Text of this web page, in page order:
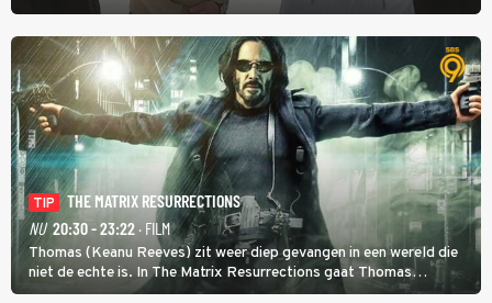
vertelt hij in Adieu! Volgende Kaart.
TIP
THE MATRIX RESURRECTIONS
NU 20:30 - 23:22 · FILM
Thomas (Keanu Reeves) zit weer diep gevangen in een wereld die
niet de echte is. In The Matrix Resurrections gaat Thomas
proberen uit deze schijnwereld te ontsnappen.